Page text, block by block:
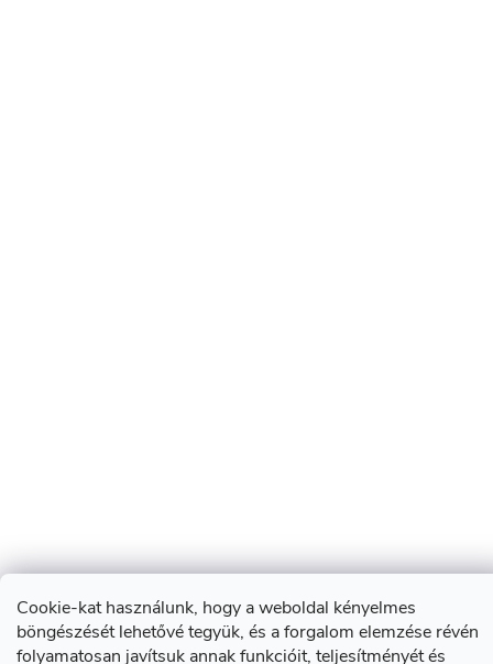
Cookie-kat használunk, hogy a weboldal kényelmes
böngészését lehetővé tegyük, és a forgalom elemzése révén
folyamatosan javítsuk annak funkcióit, teljesítményét és